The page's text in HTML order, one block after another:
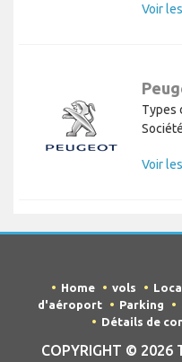
Voir
Types
Voir
Home vols
d'aéroport
Parking
Détails de
COPYRIGHT ©